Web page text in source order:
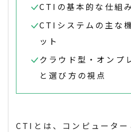
CTIの基本的な仕組
CTIシステムの主な
ット
クラウド型・オンプ
と選び方の視点
CTIとは、コンピューター